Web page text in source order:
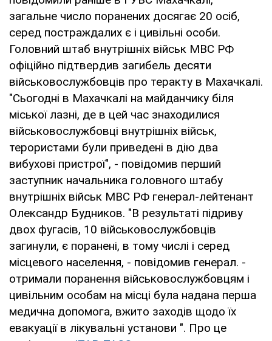
загальне число поранених досягає 20 осіб,
серед постраждалих є і цивільні особи.
Головний штаб внутрішніх військ МВС РФ
офіційно підтвердив загибель десяти
військовослужбовців про теракту в Махачкалі.
"Сьогодні в Махачкалі на майданчику біля
міської лазні, де в цей час знаходилися
військовослужбовці внутрішніх військ,
терористами були приведені в дію два
вибухові пристрої", - повідомив перший
заступник начальника головного штабу
внутрішніх військ МВС РФ генерал-лейтенант
Олександр Будников. "В результаті підриву
двох фугасів, 10 військовослужбовців
загинули, є поранені, в тому числі і серед
місцевого населення, - повідомив генерал. -
отримали поранення військовослужбовцям і
цивільним особам на місці була надана перша
медична допомога, вжито заходів щодо їх
евакуації в лікувальні установи ". Про це